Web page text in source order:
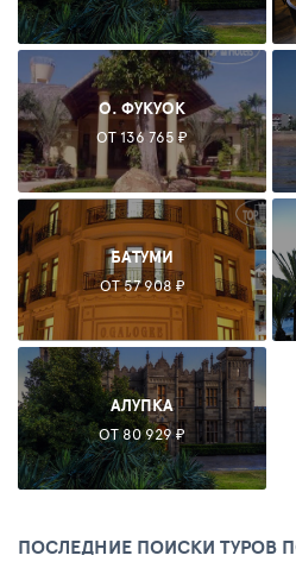
О. ФУКУОК
ОТ 136 765 ₽
БАТУМИ
ОТ 57 908 ₽
АЛУПКА
ОТ 80 929 ₽
ПОСЛЕДНИЕ ПОИСКИ ТУРОВ